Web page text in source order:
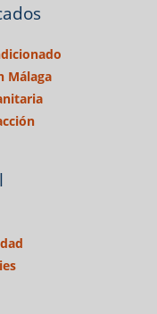
Málaga